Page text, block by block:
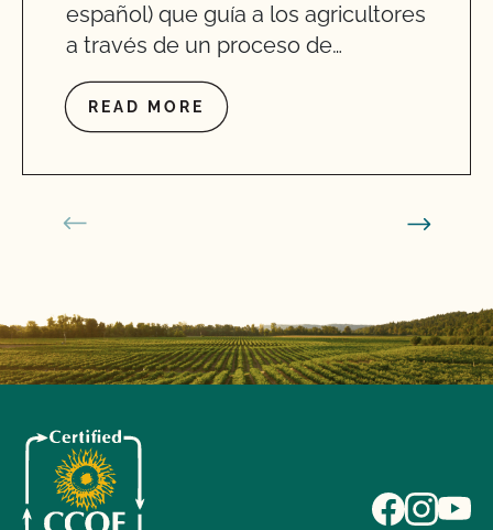
español) que guía a los agricultores
a través de un proceso de…
READ MORE